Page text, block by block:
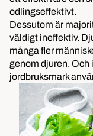
odlingseffektivt.
Dessutom är
väldigt ineffektiv.
många fler
genom djuren. Och
jordbruksmark